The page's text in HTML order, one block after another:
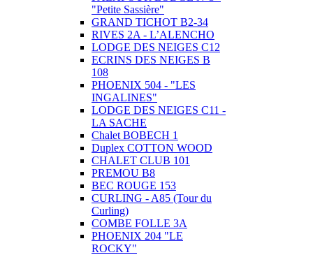
"Petite Sassière"
GRAND TICHOT B2-34
RIVES 2A - L’ALENCHO
LODGE DES NEIGES C12
ECRINS DES NEIGES B
108
PHOENIX 504 - "LES
INGALINES"
LODGE DES NEIGES C11 -
LA SACHE
Chalet BOBECH 1
Duplex COTTON WOOD
CHALET CLUB 101
PREMOU B8
BEC ROUGE 153
CURLING - A85 (Tour du
Curling)
COMBE FOLLE 3A
PHOENIX 204 "LE
ROCKY"